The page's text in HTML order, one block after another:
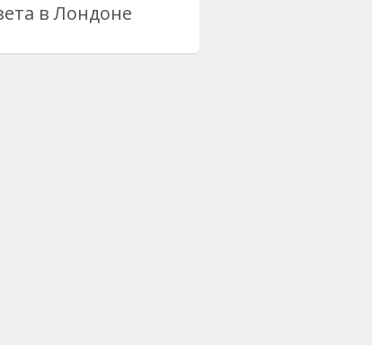
в Лондоне